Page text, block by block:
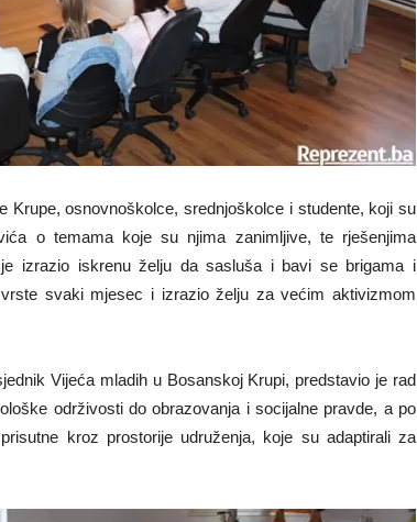
Krupe, osnovnoškolce, srednjoškolce i studente, koji su
o temama koje su njima zanimljive, te rješenjima
izrazio iskrenu želju da sasluša i bavi se brigama i
svaki mjesec i izrazio želju za većim aktivizmom
Vijeća mladih u Bosanskoj Krupi, predstavio je rad
održivosti do obrazovanja i socijalne pravde, a po
kroz prostorije udruženja, koje su adaptirali za